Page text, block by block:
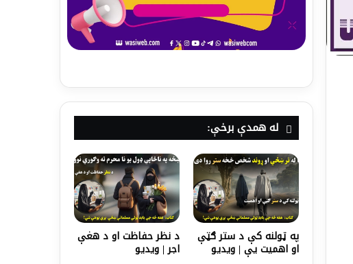
له همدې برخې:
په ټولنه کې د ستر ګټې
او اهمیت يې | ویدیو
د نظر حفاظت او د هغې
اجر | ویدیو